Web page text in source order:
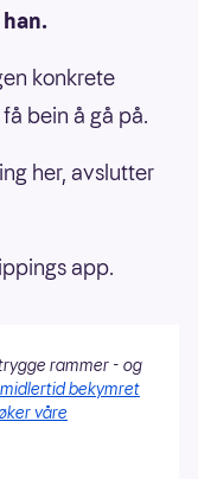
konkrete
bein å gå på.
her, avslutter
app.
rammer - og
bekymret
våre